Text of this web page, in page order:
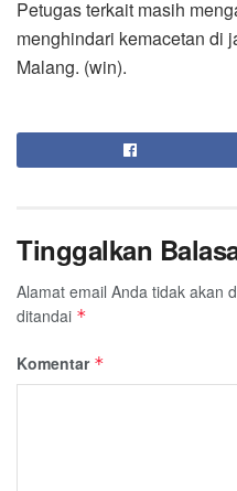
Petugas terkait masih
menghindari kemacetan di
Malang. (win).
Tinggalkan
Alamat email Anda tidak akan
ditandai *
Komentar *